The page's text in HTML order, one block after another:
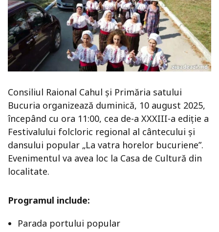
Consiliul Raional Cahul și Primăria satului
Bucuria organizează duminică, 10 august 2025,
începând cu ora 11:00, cea de-a XXXIII-a ediție a
Festivalului folcloric regional al cântecului și
dansului popular „La vatra horelor bucuriene”.
Evenimentul va avea loc la Casa de Cultură din
localitate.
Programul include:
Parada portului popular